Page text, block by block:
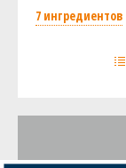
7 ингредиентов
Курский